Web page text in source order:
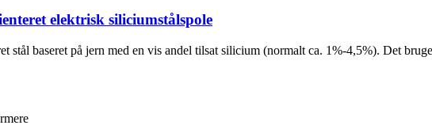
elektrisk siliciumstålspole
stål baseret på jern med en vis andel tilsat silicium (normalt ca. 1%-4,5%). Det